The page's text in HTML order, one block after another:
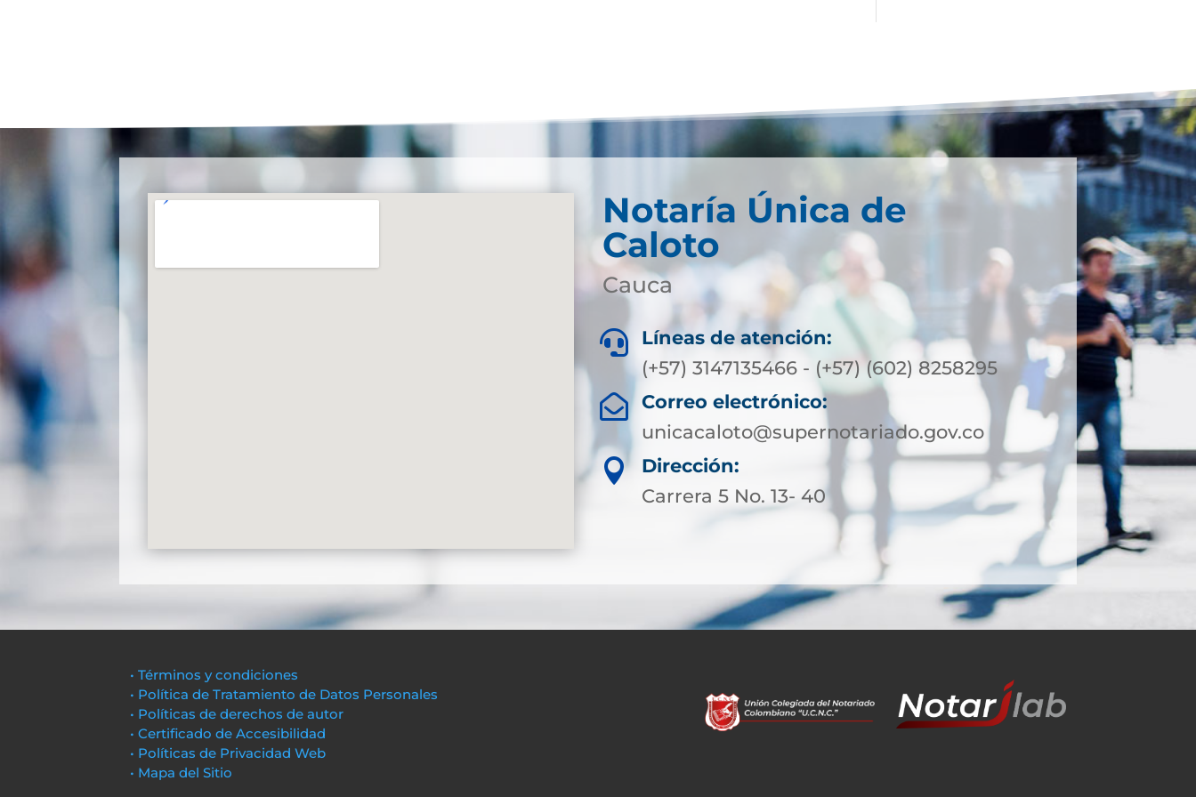
Notaría Única de
Caloto
Cauca

Líneas de atención:
(+57) 3147135466 - (+57) (602) 8258295

Correo electrónico:
unicacaloto@supernotariado.gov.co

Dirección:
Carrera 5 No. 13- 40
• Términos y condiciones
• Política de Tratamiento de Datos Personales
• Políticas de derechos de autor
• Certificado de Accesibilidad
• Políticas de Privacidad Web
• Mapa del Sitio